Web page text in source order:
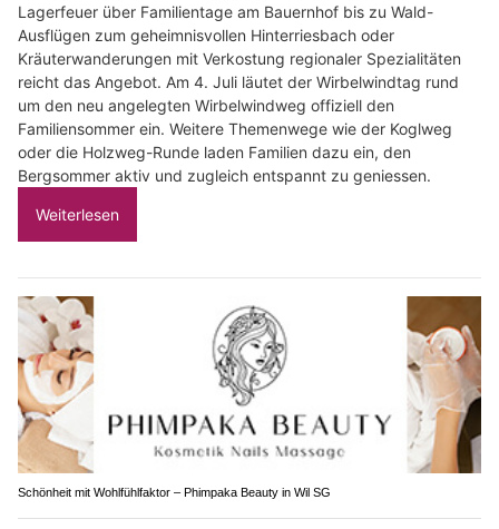
Lagerfeuer über Familientage am Bauernhof bis zu Wald-
Ausflügen zum geheimnisvollen Hinterriesbach oder
Kräuterwanderungen mit Verkostung regionaler Spezialitäten
reicht das Angebot. Am 4. Juli läutet der Wirbelwindtag rund
um den neu angelegten Wirbelwindweg offiziell den
Familiensommer ein. Weitere Themenwege wie der Koglweg
oder die Holzweg-Runde laden Familien dazu ein, den
Bergsommer aktiv und zugleich entspannt zu geniessen.
Weiterlesen
Schönheit mit Wohlfühlfaktor – Phimpaka Beauty in Wil SG